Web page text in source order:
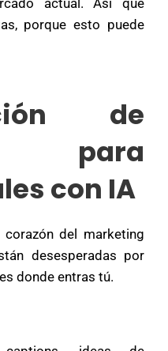
actual. Así que
porque esto puede
de
para
con IA
del marketing
desesperadas por
donde entras tú.